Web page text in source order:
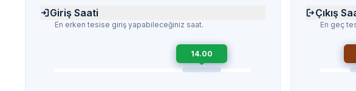
Giriş Saati
En erken tesise giriş yapabileceğiniz saat.
14.00
Çıkış
En geç